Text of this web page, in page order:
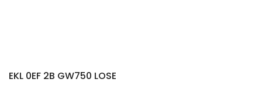
EKL 0EF 2B GW750 LOSE